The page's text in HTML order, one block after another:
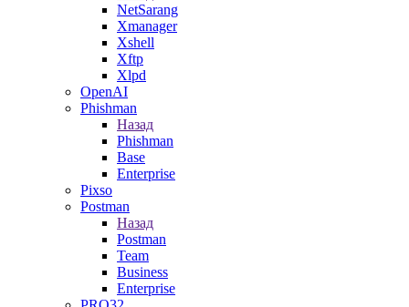
NetSarang
Xmanager
Xshell
Xftp
Xlpd
OpenAI
Phishman
Назад
Phishman
Base
Enterprise
Pixso
Postman
Назад
Postman
Team
Business
Enterprise